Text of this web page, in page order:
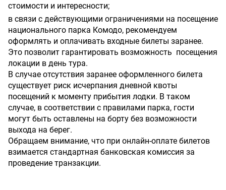
стоимости и интересности;
в связи с действующими ограничениями на посещение
национального парка Комодо, рекомендуем
оформлять и оплачивать входные билеты заранее.
Это позволит гарантировать возможность посещения
локации в день тура.
В случае отсутствия заранее оформленного билета
существует риск исчерпания дневной квоты
посещений к моменту прибытия лодки. В таком
случае, в соответствии с правилами парка, гости
могут быть оставлены на борту без возможности
выхода на берег.
Обращаем внимание, что при онлайн-оплате билетов
взимается стандартная банковская комиссия за
проведение транзакции.